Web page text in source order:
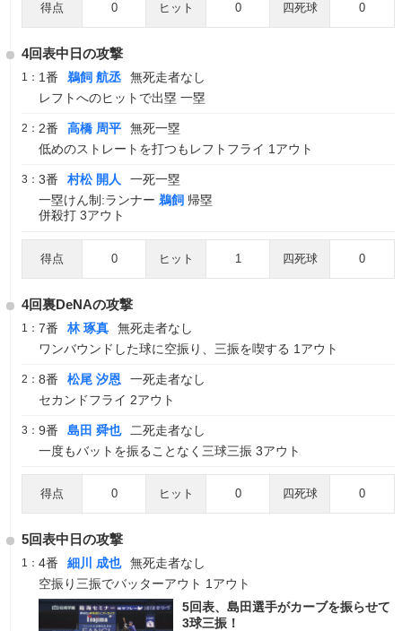
得点 0 ヒット 0 四死球 0
4回表中日の攻撃
1： 1番 鵜飼 航丞
無死走者なし
レフトへのヒットで出塁 一塁
2： 2番 高橋 周平
無死一塁
低めのストレートを打つもレフトフライ 1アウト
3： 3番 村松 開人
一死一塁
一塁けん制:ランナー 鵜飼 帰塁
併殺打 3アウト
得点 0 ヒット 1 四死球 0
4回裏DeNAの攻撃
1： 7番 林 琢真
無死走者なし
ワンバウンドした球に空振り、三振を喫する 1アウト
2： 8番 松尾 汐恩
一死走者なし
セカンドフライ 2アウト
3： 9番 島田 舜也
二死走者なし
一度もバットを振ることなく三球三振 3アウト
得点 0 ヒット 0 四死球 0
5回表中日の攻撃
1： 4番 細川 成也
無死走者なし
空振り三振でバッターアウト 1アウト
5回表、島田選手がカーブを振らせて
3球三振！